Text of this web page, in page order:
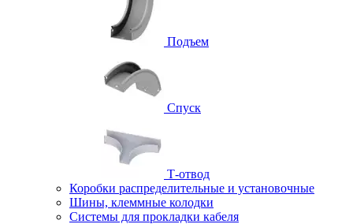
Подъем
Спуск
Т-отвод
Коробки распределительные и установочные
Шины, клеммные колодки
Системы для прокладки кабеля